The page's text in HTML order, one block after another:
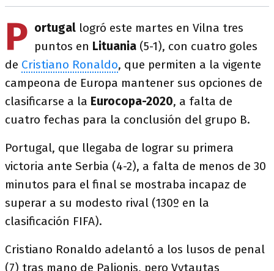
P ortugal logró este martes en Vilna tres
puntos en Lituania (5-1), con cuatro goles
de Cristiano Ronaldo, que permiten a la vigente
campeona de Europa mantener sus opciones de
clasificarse a la Eurocopa-2020, a falta de
cuatro fechas para la conclusión del grupo B.
Portugal, que llegaba de lograr su primera
victoria ante Serbia (4-2), a falta de menos de 30
minutos para el final se mostraba incapaz de
superar a su modesto rival (130º en la
clasificación FIFA).
Cristiano Ronaldo adelantó a los lusos de penal
(7) tras mano de Palionis, pero Vytautas